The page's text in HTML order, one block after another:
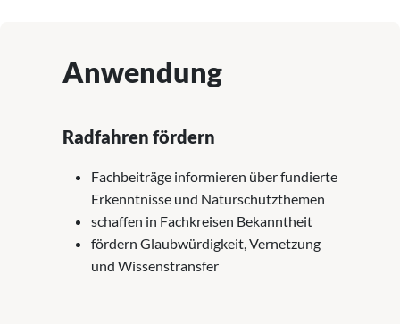
Anwendung
Radfahren fördern
Fachbeiträge informieren über fundierte
Erkenntnisse und Naturschutzthemen
schaffen in Fachkreisen Bekanntheit
fördern Glaubwürdigkeit, Vernetzung
und Wissenstransfer